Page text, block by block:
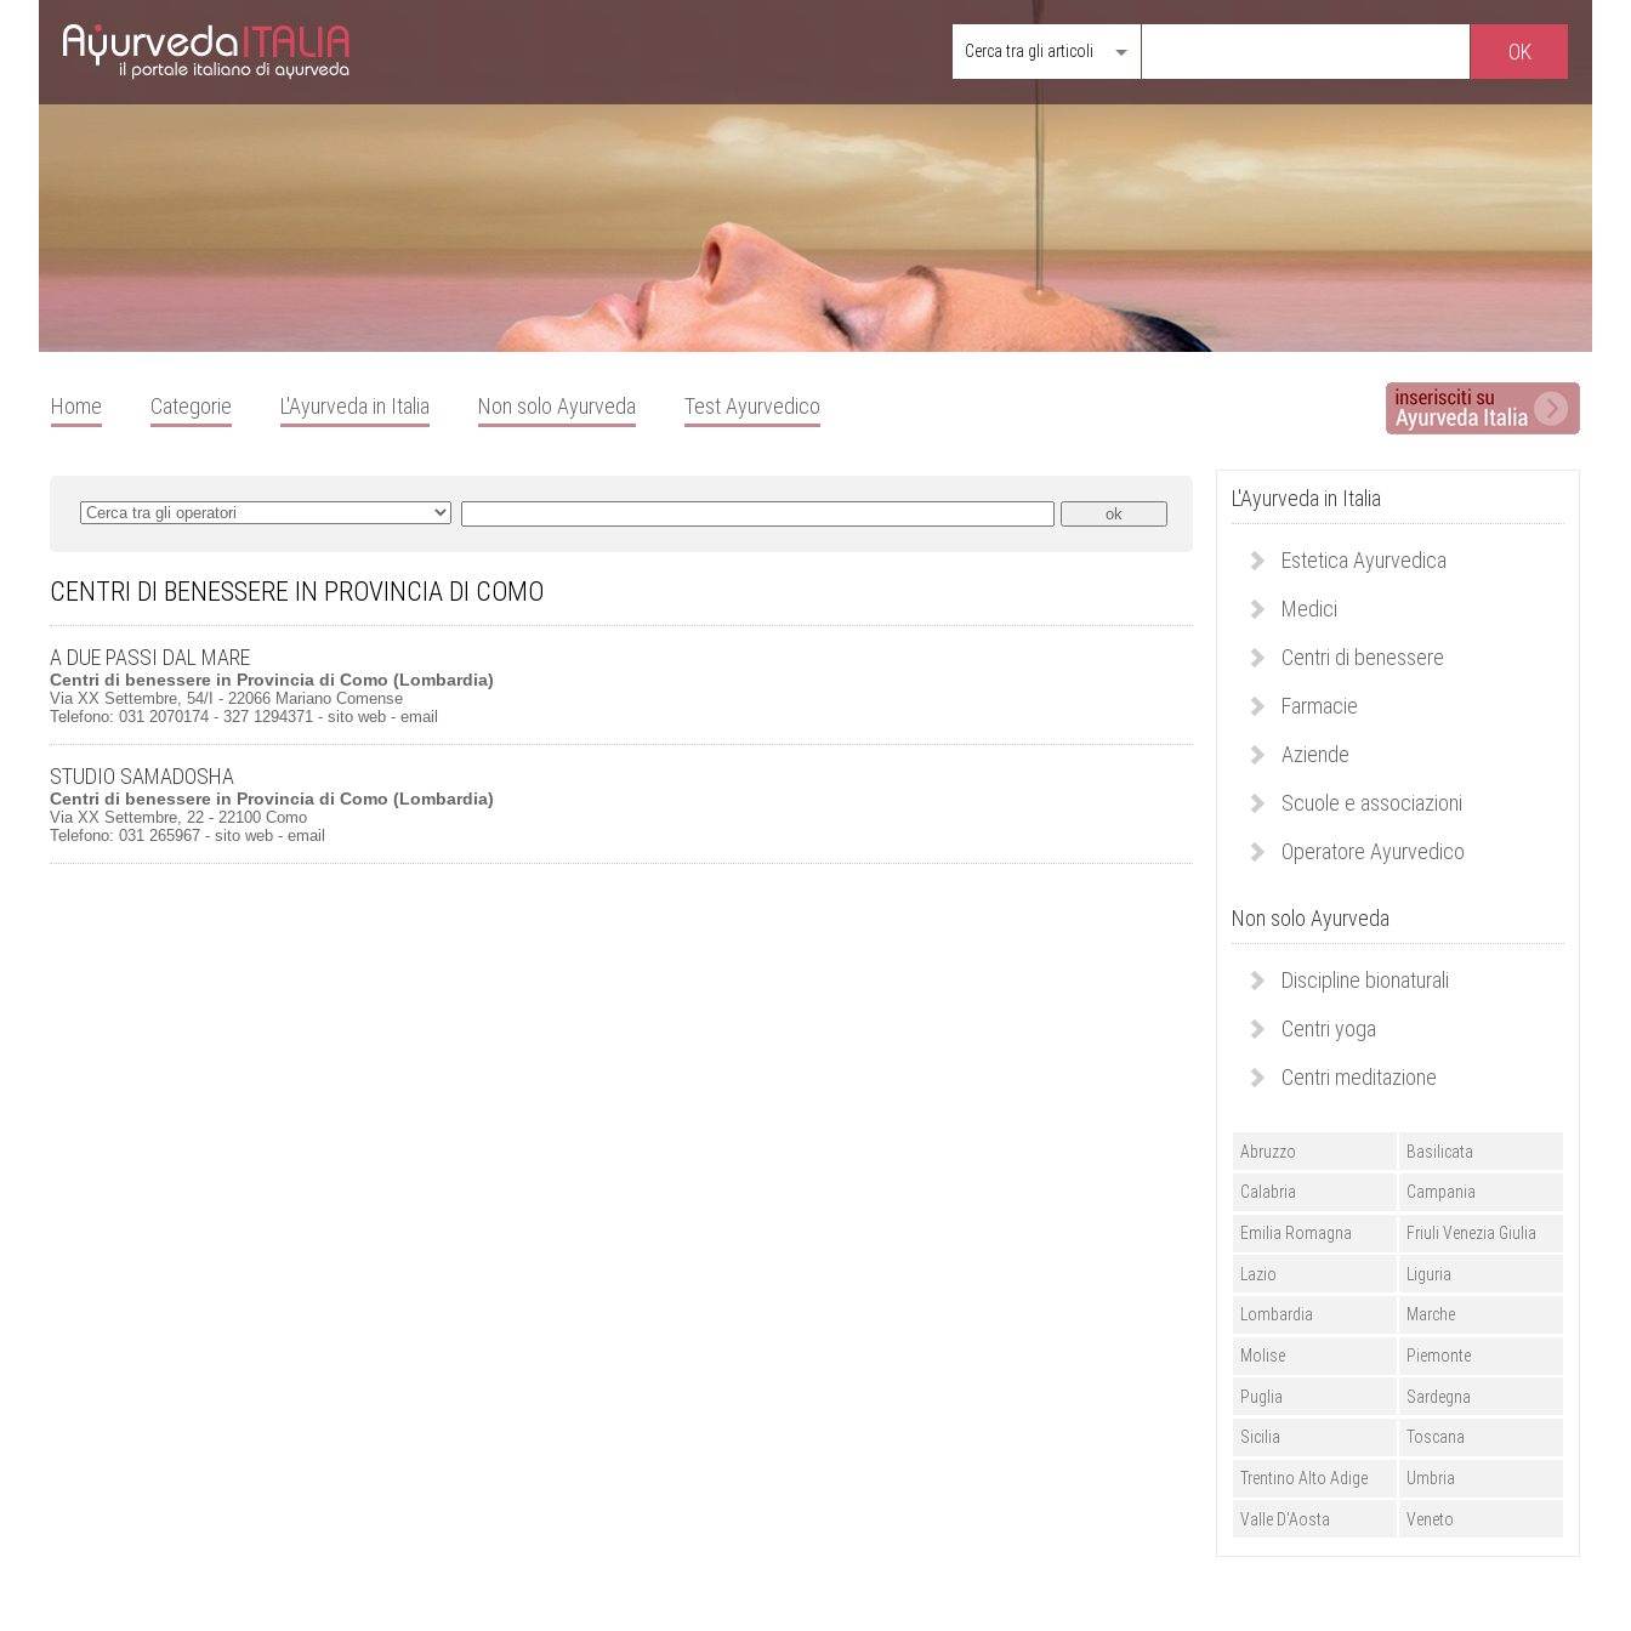
Cerca tra gli articoli
Home Categorie L'Ayurveda in Italia Non solo Ayurveda Test Ayurvedico
CENTRI DI BENESSERE IN PROVINCIA DI COMO
A DUE PASSI DAL MARE
Centri di benessere in Provincia di Como (Lombardia)
Via XX Settembre, 54/I - 22066 Mariano Comense
Telefono: 031 2070174 - 327 1294371 - sito web - email
STUDIO SAMADOSHA
Centri di benessere in Provincia di Como (Lombardia)
Via XX Settembre, 22 - 22100 Como
Telefono: 031 265967 - sito web - email
L'Ayurveda in Italia
Estetica Ayurvedica
Medici
Centri di benessere
Farmacie
Aziende
Scuole e associazioni
Operatore Ayurvedico
Non solo Ayurveda
Discipline bionaturali
Centri yoga
Centri meditazione
Abruzzo Basilicata
Calabria Campania
Emilia Romagna Friuli Venezia Giulia
Lazio Liguria
Lombardia Marche
Molise Piemonte
Puglia Sardegna
Sicilia Toscana
Trentino Alto Adige Umbria
Valle D'Aosta Veneto